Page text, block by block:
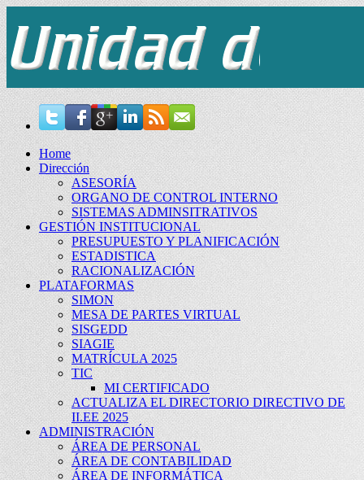
Home
Dirección
ASESORÍA
ORGANO DE CONTROL INTERNO
SISTEMAS ADMINSITRATIVOS
GESTIÓN INSTITUCIONAL
PRESUPUESTO Y PLANIFICACIÓN
ESTADISTICA
RACIONALIZACIÓN
PLATAFORMAS
SIMON
MESA DE PARTES VIRTUAL
SISGEDD
SIAGIE
MATRÍCULA 2025
TIC
MI CERTIFICADO
ACTUALIZA EL DIRECTORIO DIRECTIVO DE
II.EE 2025
ADMINISTRACIÓN
ÁREA DE PERSONAL
ÁREA DE CONTABILIDAD
ÁREA DE INFORMÁTICA